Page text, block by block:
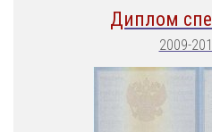
Диплом
2009-